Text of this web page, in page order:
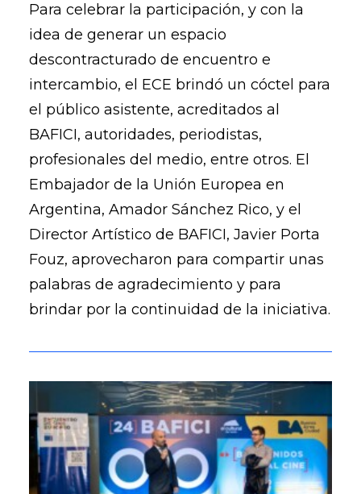
Para celebrar la participación, y con la
idea de generar un espacio
descontracturado de encuentro e
intercambio, el ECE brindó un cóctel para
el público asistente, acreditados al
BAFICI, autoridades, periodistas,
profesionales del medio, entre otros. El
Embajador de la Unión Europea en
Argentina, Amador Sánchez Rico, y el
Director Artístico de BAFICI, Javier Porta
Fouz, aprovecharon para compartir unas
palabras de agradecimiento y para
brindar por la continuidad de la iniciativa.